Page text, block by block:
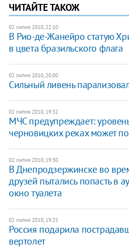
ЧИТАЙТЕ ТАКОЖ
02 липня 2010, 22:10
В Рио-де-Жанейро статую
в цвета бразильского флага
02 липня 2010, 20:00
Сильный ливень
02 липня 2010, 19:32
МЧС предупреждает:
черновицких реках может
02 липня 2010, 19:30
В Днепродзержинске во
друзей пытались попасть в
окно туалета
02 липня 2010, 19:25
Россия подарила
вертолет